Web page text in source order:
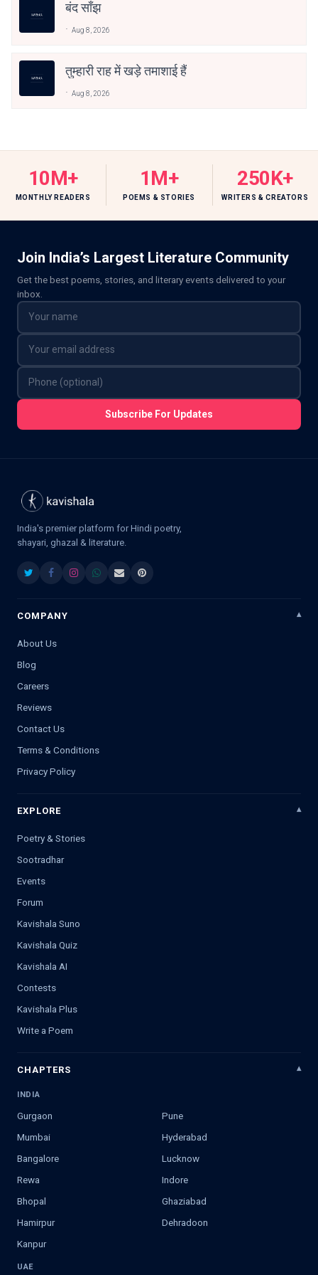
बंद साँझ
Aug 8, 2026
तुम्हारी राह में खड़े तमाशाई हैं
Aug 8, 2026
10M+
MONTHLY READERS
1M+
POEMS & STORIES
250K+
WRITERS & CREATORS
Join India’s Largest Literature Community
Get the best poems, stories, and literary events delivered to your
inbox.
Subscribe For Updates
India's premier platform for Hindi poetry,
shayari, ghazal & literature.
COMPANY
About Us
Blog
Careers
Reviews
Contact Us
Terms & Conditions
Privacy Policy
EXPLORE
Poetry & Stories
Sootradhar
Events
Forum
Kavishala Suno
Kavishala Quiz
Kavishala AI
Contests
Kavishala Plus
Write a Poem
CHAPTERS
INDIA
Gurgaon
Pune
Mumbai
Hyderabad
Bangalore
Lucknow
Rewa
Indore
Bhopal
Ghaziabad
Hamirpur
Dehradoon
Kanpur
UAE